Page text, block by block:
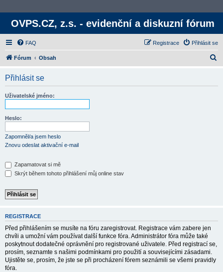
OVPS.CZ, z.s. - evidenční a diskuzní fórum
FAQ Přihlásit se
Registrace
Fórum Obsah
Přihlásit se
Uživatelské jméno:
Heslo:
Zapomněl/a jsem heslo
Znovu odeslat aktivační e-mail
Zapamatovat si mě
Skrýt během tohoto přihlášení můj online stav
REGISTRACE
Před přihlášením se musíte na fóru zaregistrovat. Registrace vám zabere jen
chvíli a umožní vám používat další funkce fóra. Administrátor fóra může také
poskytnout dodatečné oprávnění pro registrované uživatele. Před registrací se,
prosím, seznamte s našimi podmínkami pro použití a souvisejícími zásadami.
Ujistěte se, prosím, že jste se při procházení fórem seznámili se všemi pravidly
fóra.